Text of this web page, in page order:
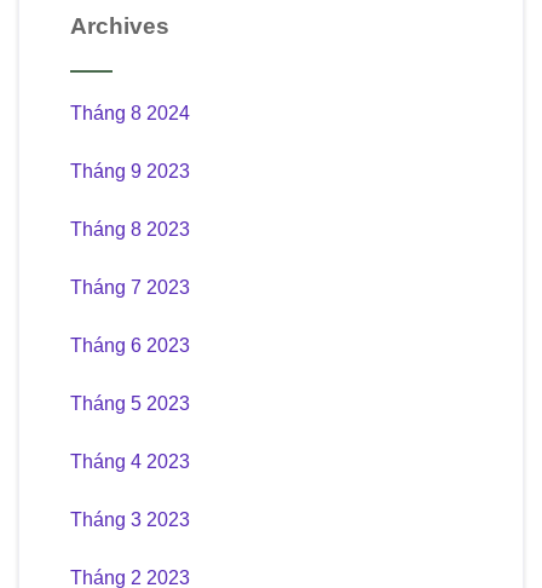
Archives
Tháng 8 2024
Tháng 9 2023
Tháng 8 2023
Tháng 7 2023
Tháng 6 2023
Tháng 5 2023
Tháng 4 2023
Tháng 3 2023
Tháng 2 2023